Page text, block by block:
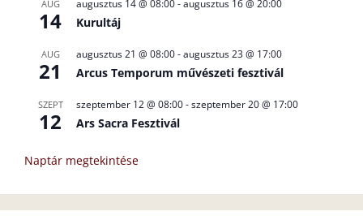
AUG
14
augusztus 14 @ 08:00-augusztus 16 @ 20:00
Kurultáj
AUG
21
augusztus 21 @ 08:00-augusztus 23 @ 17:00
Arcus Temporum művészeti fesztivál
SZEPT
12
szeptember 12 @ 08:00-szeptember 20 @ 17:00
Ars Sacra Fesztivál
Naptár megtekintése